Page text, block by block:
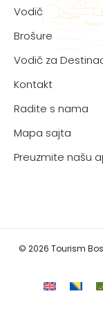
Vodič
Brošure
Vodič za
Kontakt
Radite s nama
Mapa sajta
Preuzmite našu
© 2026 Tourism